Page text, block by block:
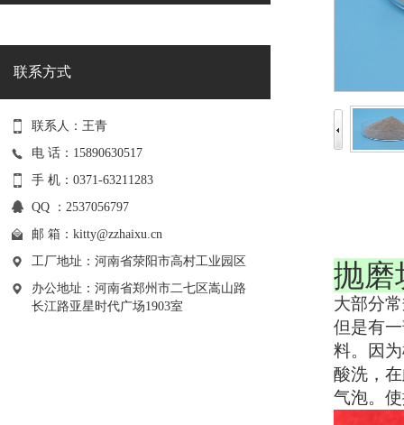
联系方式
联系人：王青
电 话：15890630517
手 机：0371-63211283
QQ ：2537056797
邮 箱： kitty@zzhaixu.cn
工厂地址：河南省荥阳市高村工业园区
办公地址：河南省郑州市二七区嵩山路
长江路亚星时代广场1903室
抛磨
大部分
但是有
料。因
酸洗，
气泡。